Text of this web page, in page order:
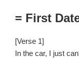
= First
[Verse 1]
In the car, I just